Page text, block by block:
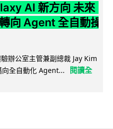
AI 新方向 未來
向 Agent 全自動操
辦公室主管兼副總裁 Jay Kim
全自動化 Agent...
閱讀全